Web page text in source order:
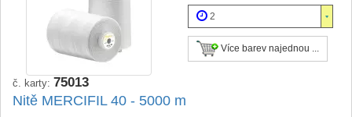
2
Více barev najednou ...
č. karty: 75013
Nitě MERCIFIL 40 - 5000 m